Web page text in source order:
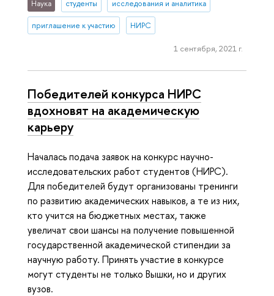
Наука студенты исследования и аналитика
приглашение к участию НИРС
1 сентября, 2021 г.
Победителей конкурса НИРС
вдохновят на академическую
карьеру
Началась подача заявок на конкурс научно-
исследовательских работ студентов (НИРС).
Для победителей будут организованы тренинги
по развитию академических навыков, а те из них,
кто учится на бюджетных местах, также
увеличат свои шансы на получение повышенной
государственной академической стипендии за
научную работу. Принять участие в конкурсе
могут студенты не только Вышки, но и других
вузов.